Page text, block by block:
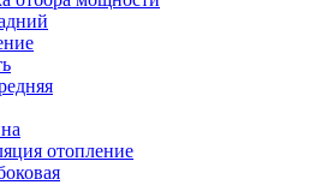
отопление